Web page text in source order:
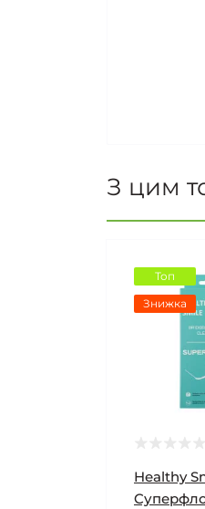
З цим
Топ
Знижка
Healthy